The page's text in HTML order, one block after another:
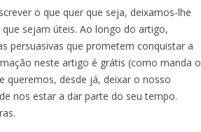
o que quer que seja, deixamos-lhe
sejam úteis. Ao longo do artigo,
persuasivas que prometem conquistar a
neste artigo é grátis (como manda o
queremos, desde já, deixar o nosso
nos estar a dar parte do seu tempo.